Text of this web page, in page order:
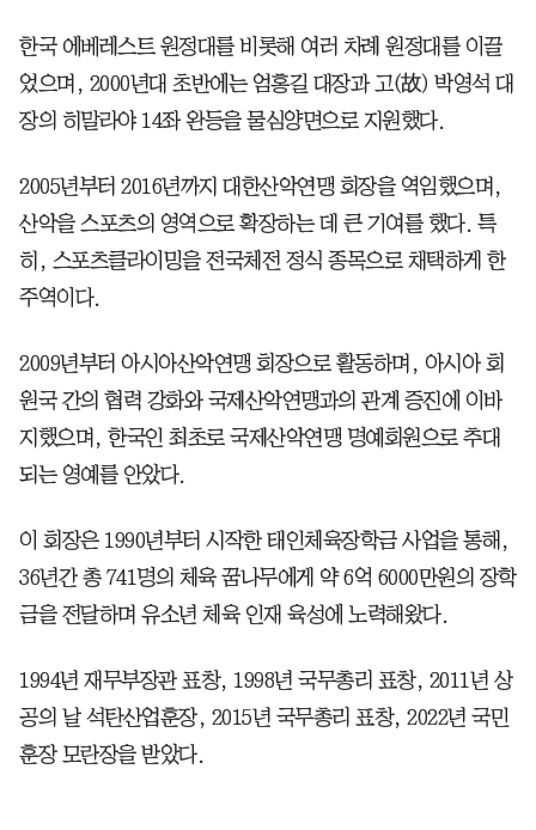
한국 에베레스트 원정대를 비롯해 여러 차례 원정대를 이끌
었으며, 2000년대 초반에는 엄홍길 대장과 고(故) 박영석 대
장의 히말라야 14좌 완등을 물심양면으로 지원했다.
2005년부터 2016년까지 대한산악연맹 회장을 역임했으며,
산악을 스포츠의 영역으로 확장하는 데 큰 기여를 했다. 특
히, 스포츠클라이밍을 전국체전 정식 종목으로 채택하게 한
주역이다.
2009년부터 아시아산악연맹 회장으로 활동하며, 아시아 회
원국 간의 협력 강화와 국제산악연맹과의 관계 증진에 이바
지했으며, 한국인 최초로 국제산악연맹 명예회원으로 추대
되는 영예를 안았다.
이 회장은 1990년부터 시작한 태인체육장학금 사업을 통해,
36년간 총 741명의 체육 꿈나무에게 약 6억 6000만원의 장학
금을 전달하며 유소년 체육 인재 육성에 노력해왔다.
1994년 재무부장관 표창, 1998년 국무총리 표창, 2011년 상
공의 날 석탄산업훈장, 2015년 국무총리 표창, 2022년 국민
훈장 모란장을 받았다.